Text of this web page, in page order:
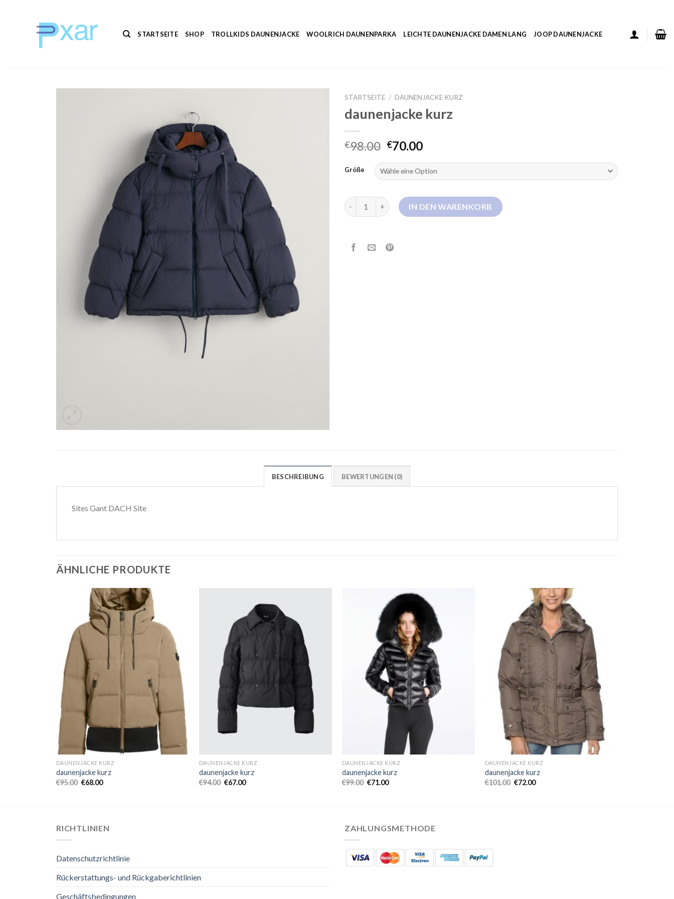
STARTSEITE SHOP TROLLKIDS DAUNENJACKE WOOLRICH DAUNENPARKA LEICHTE DAUNENJACKE DAMEN LANG JOOP DAUNENJACKE
STARTSEITE / DAUNENJACKE KURZ
daunenjacke kurz
€98.00 €70.00
Größe
daunenjacke kurz MengeIN DEN WARENKORB
BESCHREIBUNG BEWERTUNGEN (0)
Sites Gant DACH Site
ÄHNLICHE PRODUKTE
DAUNENJACKE KURZ
daunenjacke kurz
€95.00 €68.00
DAUNENJACKE KURZ
daunenjacke kurz
€94.00 €67.00
DAUNENJACKE KURZ
daunenjacke kurz
€99.00 €71.00
DAUNENJACKE KURZ
daunenjacke kurz
€101.00 €72.00
RICHTLINIEN
Datenschutzrichtlinie
Rückerstattungs- und Rückgaberichtlinien
Geschäftsbedingungen
ZAHLUNGSMETHODE